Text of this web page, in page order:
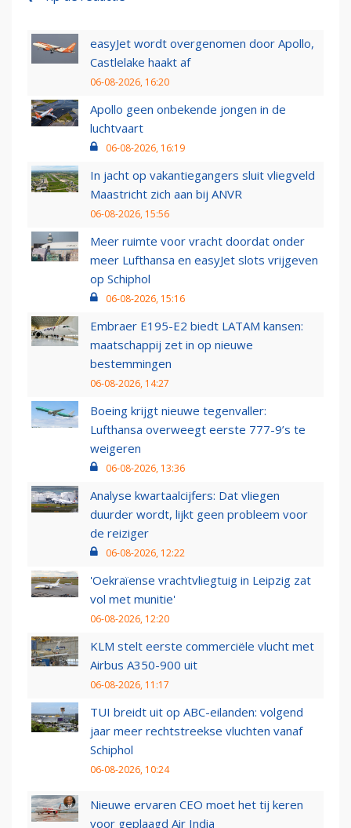
easyJet wordt overgenomen door Apollo,
Castlelake haakt af
06-08-2026, 16:20
Apollo geen onbekende jongen in de
luchtvaart
06-08-2026, 16:19
In jacht op vakantiegangers sluit vliegveld
Maastricht zich aan bij ANVR
06-08-2026, 15:56
Meer ruimte voor vracht doordat onder
meer Lufthansa en easyJet slots vrijgeven
op Schiphol
06-08-2026, 15:16
Embraer E195-E2 biedt LATAM kansen:
maatschappij zet in op nieuwe
bestemmingen
06-08-2026, 14:27
Boeing krijgt nieuwe tegenvaller:
Lufthansa overweegt eerste 777-9’s te
weigeren
06-08-2026, 13:36
Analyse kwartaalcijfers: Dat vliegen
duurder wordt, lijkt geen probleem voor
de reiziger
06-08-2026, 12:22
'Oekraïense vrachtvliegtuig in Leipzig zat
vol met munitie'
06-08-2026, 12:20
KLM stelt eerste commerciële vlucht met
Airbus A350-900 uit
06-08-2026, 11:17
TUI breidt uit op ABC-eilanden: volgend
jaar meer rechtstreekse vluchten vanaf
Schiphol
06-08-2026, 10:24
Nieuwe ervaren CEO moet het tij keren
voor geplaagd Air India